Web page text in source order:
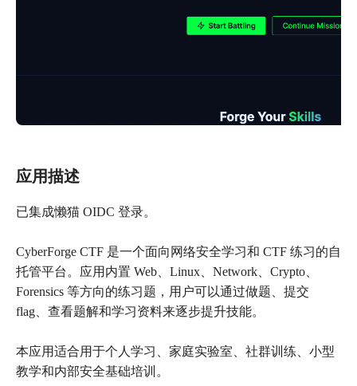
应用描述
已集成懒猫 OIDC 登录。
CyberForge CTF 是一个面向网络安全学习和 CTF 练习的自
托管平台。应用内置 Web、Linux、Network、Crypto、
Forensics 等方向的练习题，用户可以通过做题、提交
flag、查看题解和学习资料来逐步提升技能。
本应用适合用于个人学习、家庭实验室、社群训练、小型
教学和内部安全基础培训。